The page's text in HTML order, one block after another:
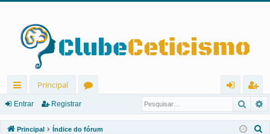
in
ks
Principal
u
ra
eg
ist
Entrar Registrar
Principal Índice do fórum